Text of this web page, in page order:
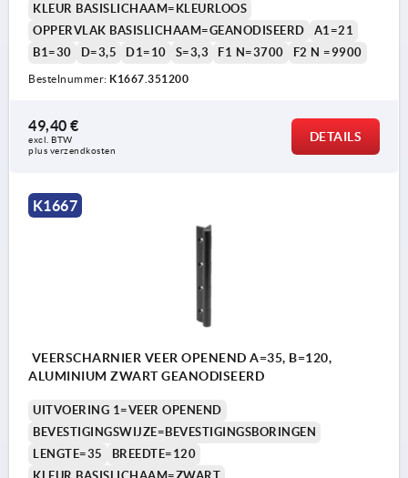
KLEUR BASISLICHAAM=KLEURLOOS
OPPERVLAK BASISLICHAAM=GEANODISEERD
A1=21
B1=30
D=3,5 D1=10 S=3,3 F1 N=3700 F2 N =9900
Bestelnummer: K1667.351200
49,40 €
excl. BTW
plus verzendkosten
DETAILS
K1667
VEERSCHARNIER VEER OPENEND A=35, B=120,
ALUMINIUM ZWART GEANODISEERD
UITVOERING 1=VEER OPENEND
BEVESTIGINGSWIJZE=BEVESTIGINGSBORINGEN
LENGTE=35
BREEDTE=120